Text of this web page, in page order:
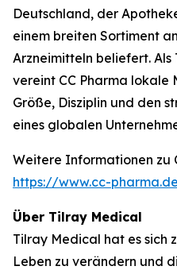
Deutschland, der
einem breiten Sortiment
Arzneimitteln beliefert. Als
vereint CC Pharma lokale
Größe, Disziplin und den
eines globalen
Weitere Informationen zu
https://www.cc-
Über Tilray Medical
Tilray Medical hat es sich
Leben zu verändern und